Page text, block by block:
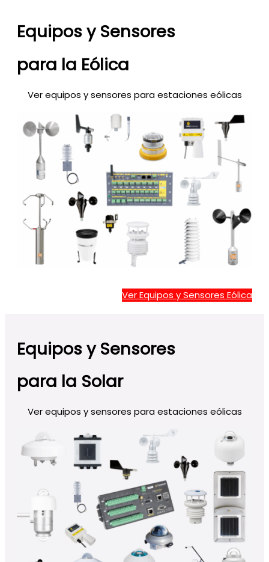
Equipos y Sensores
para la Eólica
Ver equipos y sensores para estaciones eólicas
Ver Equipos y Sensores Eólica
Equipos y Sensores
para la Solar
Ver equipos y sensores para estaciones eólicas